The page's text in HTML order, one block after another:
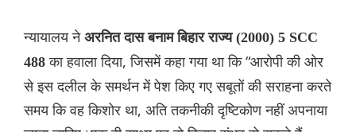
न्यायालय ने अरनित दास बनाम बिहार राज्य (2000) 5 SCC
488का हवाला दिया, जिसमें कहा गया था कि “आरोपी की ओर
से इस दलील के समर्थन में पेश किए गए सबूतों की सराहना करते
समय कि वह किशोर था, अति तकनीकी दृष्टिकोण नहीं अपनाया